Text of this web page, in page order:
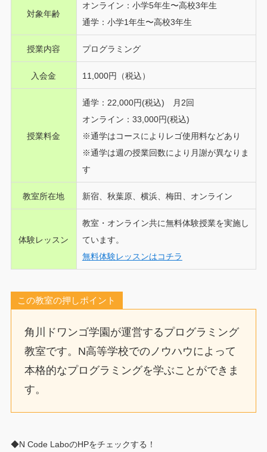
対象年齢
オンライン：小学5年生〜高校3年生
通学：小学1年生〜高校3年生
授業内容 プログラミング
入会金 11,000円（税込）
授業料金
通学：22,000円(税込) 月2回
オンライン：33,000円(税込)
※通学はコースによりレゴ使用料などあり
※通学は週の授業回数により月謝が異なりま
す
教室所在地 新宿、秋葉原、横浜、梅田、 オンライン
体験レッスン
教室・オンライン共に無料体験授業を実施し
ています。
無料体験レッスンはコチラ
この教室の押しポイント
角川ドワンゴ学園が運営するプログラミング
教室です。N高等学校でのノウハウによって
本格的なプログラミングを学ぶことができま
す。
◆N Code LaboのHPをチェックする！